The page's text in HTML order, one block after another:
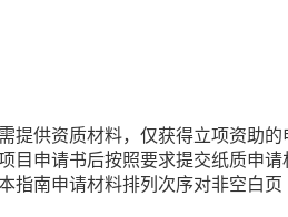
供资质材料，仅获得立项资助的
申请书后按照要求提交纸质申
南申请材料排列次序对非空白页